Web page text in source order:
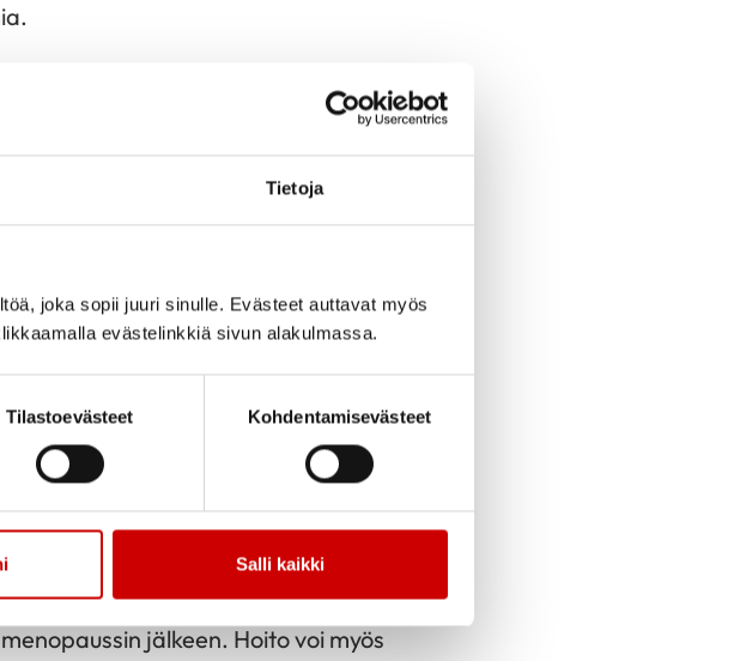
Tietoja
joka sopii juuri sinulle. Evästeet auttavat myös
evästelinkkiä sivun alakulmassa.
Tilastoevästeet Kohdentamisevästeet
Salli kaikki
ja verisuonen seinämän
verisuonisairauksien riskin
hiipuu ennenaikaisesti
on tutkittu
hormonihoidon käyttäjien riski saada
kuin muussa naisväestössä.
vaikutus
kuitenkin siitä, missä iässä
suojaa sydäntapahtumalta,
jälkeen. Hoito voi myös